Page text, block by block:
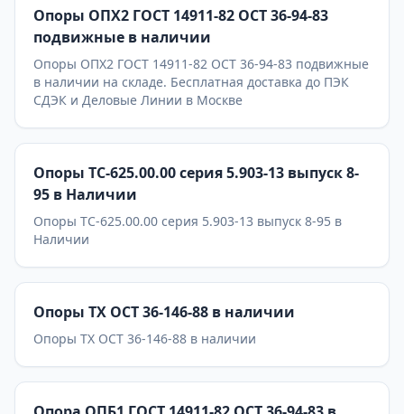
Опоры ОПХ2 ГОСТ 14911-82 ОСТ 36-94-83
подвижные в наличии
Опоры ОПХ2 ГОСТ 14911-82 ОСТ 36-94-83 подвижные
в наличии на складе. Бесплатная доставка до ПЭК
СДЭК и Деловые Линии в Москве
Опоры ТС-625.00.00 серия 5.903-13 выпуск 8-
95 в Наличии
Опоры ТС-625.00.00 серия 5.903-13 выпуск 8-95 в
Наличии
Опоры ТХ ОСТ 36-146-88 в наличии
Опоры ТХ ОСТ 36-146-88 в наличии